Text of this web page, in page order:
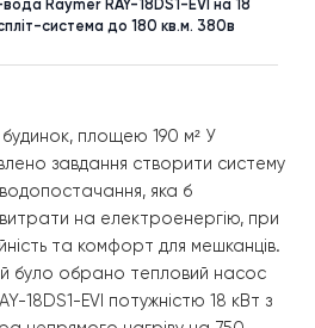
до 200 м²
спліт-система до 180 кв.м. 380в
будинок, площею 190 м² У
завдання створити
водопостачання, яка б